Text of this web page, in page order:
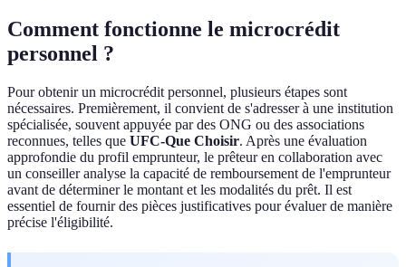
Comment fonctionne le microcrédit
personnel ?
Pour obtenir un microcrédit personnel, plusieurs étapes sont
nécessaires. Premièrement, il convient de s'adresser à une institution
spécialisée, souvent appuyée par des ONG ou des associations
reconnues, telles que UFC-Que Choisir. Après une évaluation
approfondie du profil emprunteur, le prêteur en collaboration avec
un conseiller analyse la capacité de remboursement de l'emprunteur
avant de déterminer le montant et les modalités du prêt. Il est
essentiel de fournir des pièces justificatives pour évaluer de manière
précise l'éligibilité.